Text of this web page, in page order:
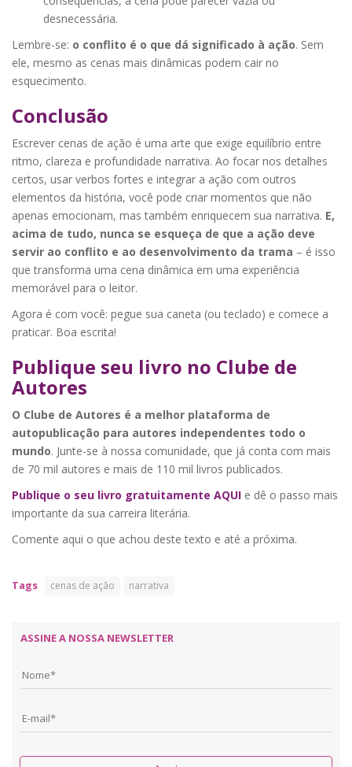
desnecessária.
Lembre-se: o conflito é o que dá significado à ação. Sem
ele, mesmo as cenas mais dinâmicas podem cair no
esquecimento.
Conclusão
Escrever cenas de ação é uma arte que exige equilíbrio entre
ritmo, clareza e profundidade narrativa. Ao focar nos detalhes
certos, usar verbos fortes e integrar a ação com outros
elementos da história, você pode criar momentos que não
apenas emocionam, mas também enriquecem sua narrativa. E,
acima de tudo, nunca se esqueça de que a ação deve
servir ao conflito e ao desenvolvimento da trama – é isso
que transforma uma cena dinâmica em uma experiência
memorável para o leitor.
Agora é com você: pegue sua caneta (ou teclado) e comece a
praticar. Boa escrita!
Publique seu livro no Clube de
Autores
O Clube de Autores é a melhor plataforma de
autopublicação para autores independentes todo o
mundo. Junte-se à nossa comunidade, que já conta com mais
de 70 mil autores e mais de 110 mil livros publicados.
Publique o seu livro gratuitamente AQUI e dê o passo mais
importante da sua carreira literária.
Comente aqui o que achou deste texto e até a próxima.
Tags cenas de ação narrativa
ASSINE A NOSSA NEWSLETTER